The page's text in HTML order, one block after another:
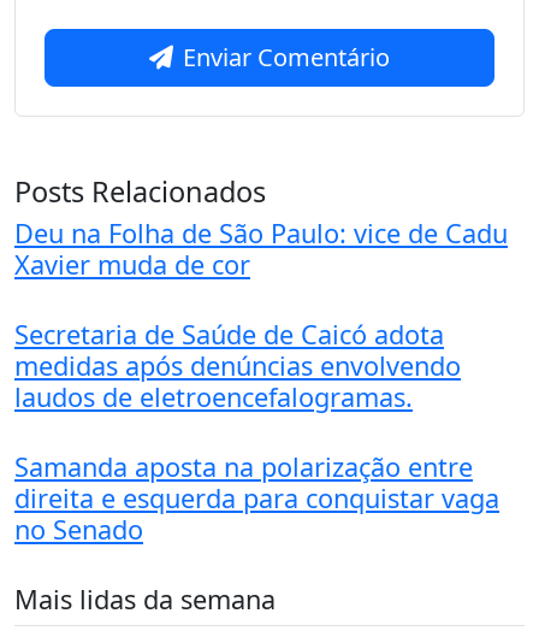
Enviar Comentário
Posts Relacionados
Deu na Folha de São Paulo: vice de Cadu
Xavier muda de cor
Secretaria de Saúde de Caicó adota
medidas após denúncias envolvendo
laudos de eletroencefalogramas.
Samanda aposta na polarização entre
direita e esquerda para conquistar vaga
no Senado
Mais lidas da semana